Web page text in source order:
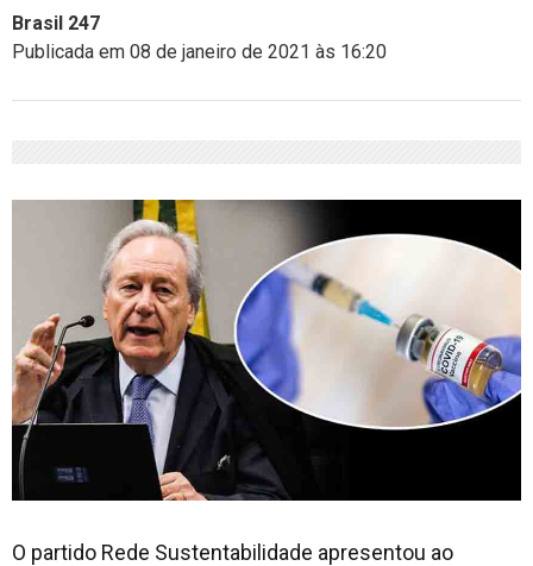
Brasil 247
Publicada em 08 de janeiro de 2021 às 16:20
O partido Rede Sustentabilidade apresentou ao